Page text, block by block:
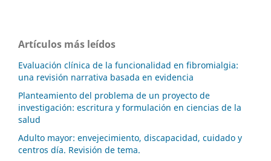
Artículos más leídos
Evaluación clínica de la funcionalidad en fibromialgia:
una revisión narrativa basada en evidencia
Planteamiento del problema de un proyecto de
investigación: escritura y formulación en ciencias de la
salud
Adulto mayor: envejecimiento, discapacidad, cuidado y
centros día. Revisión de tema.